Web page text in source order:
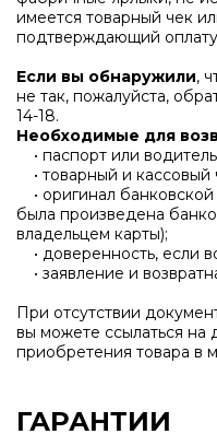
имеется товарный чек
подтверждающий оплату
Если вы обнаружили,
не так, пожалуйста,
14-18.
Необходимые для
• паспорт или
• товарный и кассовый
• оригинал
была произведена
владельцем карты);
• доверенность, если
• заявление и
При отсутствии
вы можете ссылаться на
приобретения товара в
ГАРАНТИИ